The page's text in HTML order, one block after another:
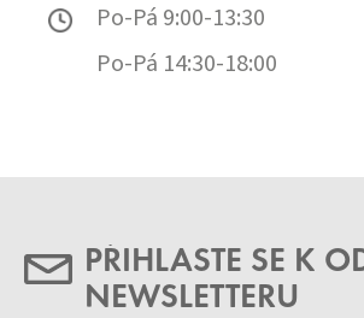
Po-Pá 9:00-13:30
Po-Pá 14:30-18:00
PŘIHLASTE SE K
NEWSLETTERU